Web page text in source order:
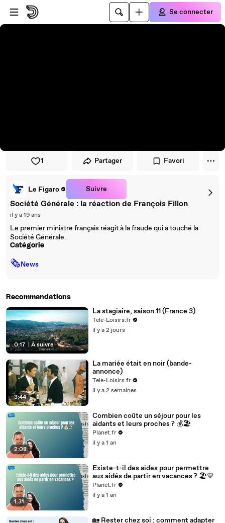
Passer au player
Passer au contenu principal
Se connecter
1 Partager Favori
Le Figaro Suivre
Société Générale : la réaction de François Fillon
il y a 19 ans
Le premier ministre français réagit à la fraude qui a touché la
Société Générale.
Catégorie
🗞News
Recommandations
0:17 À suivre
La stagiaire, saison 11 (France 3)
Tele-Loisirs.fr
il y a 2 jours
3:44
La mariée était en noir (bande-
annonce)
Tele-Loisirs.fr
il y a 2 semaines
2:08
Combien coûte un séjour pour les
aidants et leurs proches ? 💰🏖️
Planet.fr
il y a 1 an
1:31
Existe-t-il des aides pour permettre
aux aidés de partir en vacances ? 🏖️💙
Planet.fr
il y a 1 an
🏡 Rester chez soi : comment adapter